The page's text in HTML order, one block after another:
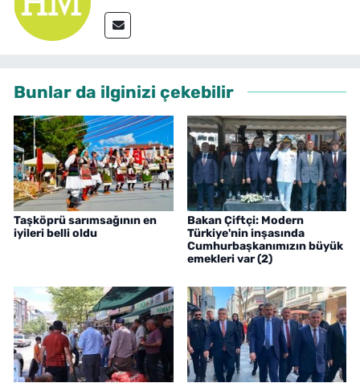
Bunlar da ilginizi çekebilir
Taşköprü sarımsağının en
iyileri belli oldu
Bakan Çiftçi: Modern
Türkiye'nin inşasında
Cumhurbaşkanımızın büyük
emekleri var (2)